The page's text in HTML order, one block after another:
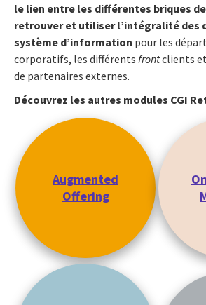
le lien entre les différentes briques
retrouver et utiliser l’intégralité des
système d’information pour les
corporatifs, les différents frontclients
de partenaires externes.
Découvrez les autres modules CGI
Augmented
Offering